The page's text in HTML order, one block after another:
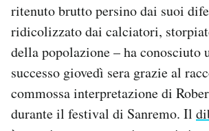
SHOP
CALENDARIO
AREA PERSONALE
ritenuto brutto persino dai suoi
ridicolizzato dai calciatori,
della popolazione – ha conosciuto
successo giovedì sera grazie al
commossa interpretazione di
durante il festival di Sanremo. Il